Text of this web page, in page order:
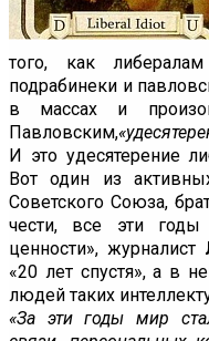
того, как
подрабинеки и
в массах и
Павловским,
И это удесятерение
Вот один из
Советского Союза,
чести, все эти годы
ценности», журналист
«20 лет спустя», а в
людей таких
«За эти годы мир